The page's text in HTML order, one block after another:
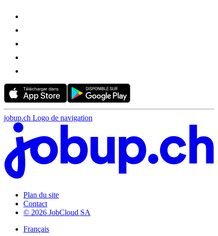
jobup.ch Logo de navigation
Plan du site
Contact
© 2026 JobCloud SA
Français